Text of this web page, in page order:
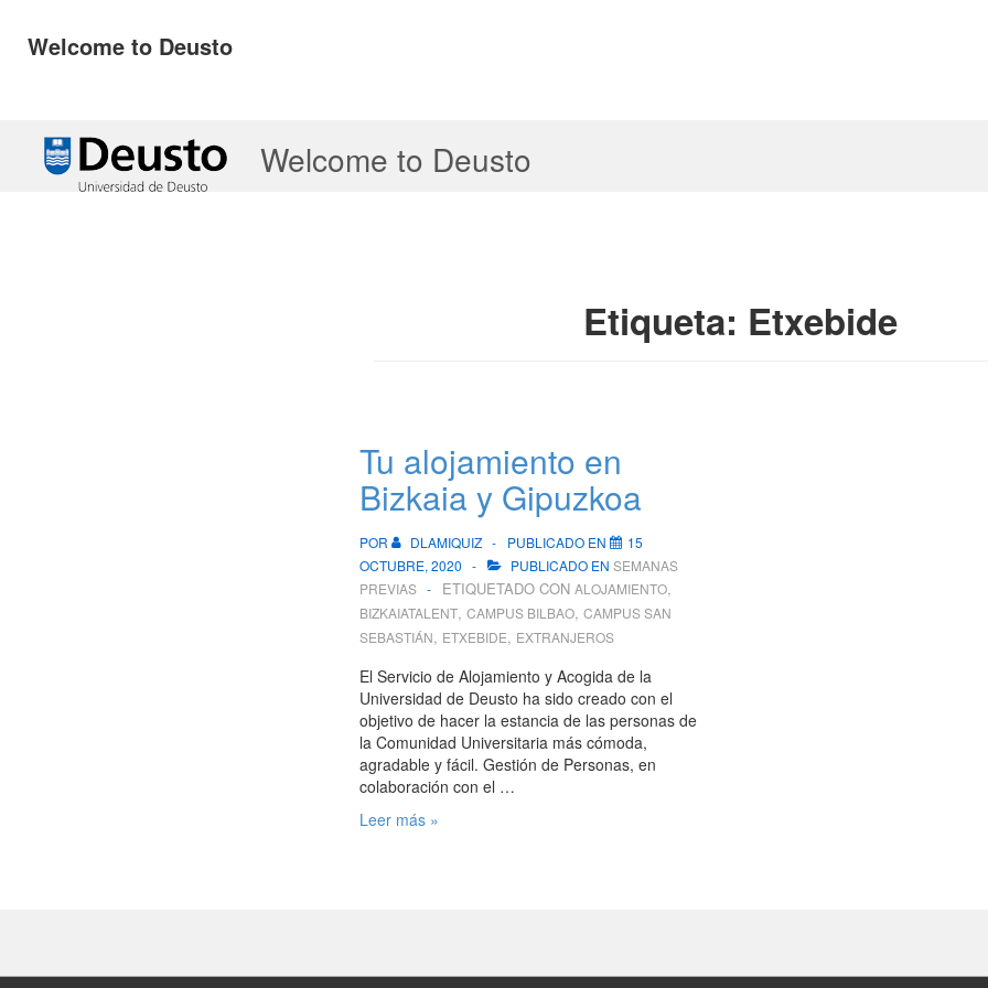
Welcome to Deusto
Welcome to Deusto
Etiqueta: Etxebide
Tu alojamiento en
Bizkaia y Gipuzkoa
POR DLAMIQUIZ PUBLICADO EN
15
OCTUBRE, 2020
PUBLICADO EN SEMANAS
PREVIAS
ETIQUETADO CON ALOJAMIENTO,
BIZKAIATALENT, CAMPUS BILBAO, CAMPUS SAN
SEBASTIÁN, ETXEBIDE, EXTRANJEROS
El Servicio de Alojamiento y Acogida de la
Universidad de Deusto ha sido creado con el
objetivo de hacer la estancia de las personas de
la Comunidad Universitaria más cómoda,
agradable y fácil. Gestión de Personas, en
colaboración con el …
Tu
Leer más »